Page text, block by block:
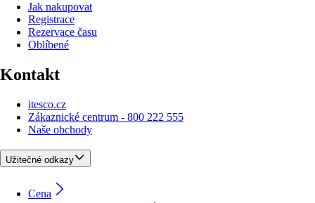
Jak nakupovat
Registrace
Rezervace času
Oblíbené
Kontakt
itesco.cz
Zákaznické centrum - 800 222 555
Naše obchody
Užitečné odkazy
Cena